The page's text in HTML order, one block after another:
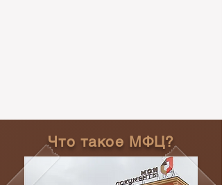
Что такое МФЦ?